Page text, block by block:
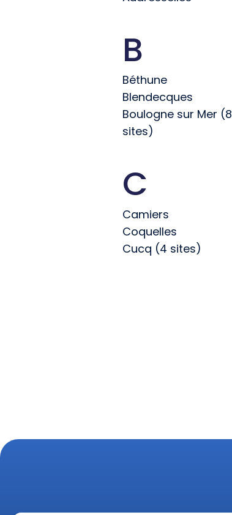
B
Béthune
Blendecques
Boulogne sur Mer (8
sites)
C
Camiers
Coquelles
Cucq (4 sites)